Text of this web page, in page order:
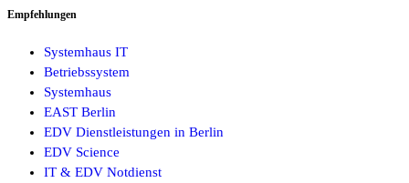
Empfehlungen
Systemhaus IT
Betriebssystem
Systemhaus
EAST Berlin
EDV Dienstleistungen in Berlin
EDV Science
IT & EDV Notdienst